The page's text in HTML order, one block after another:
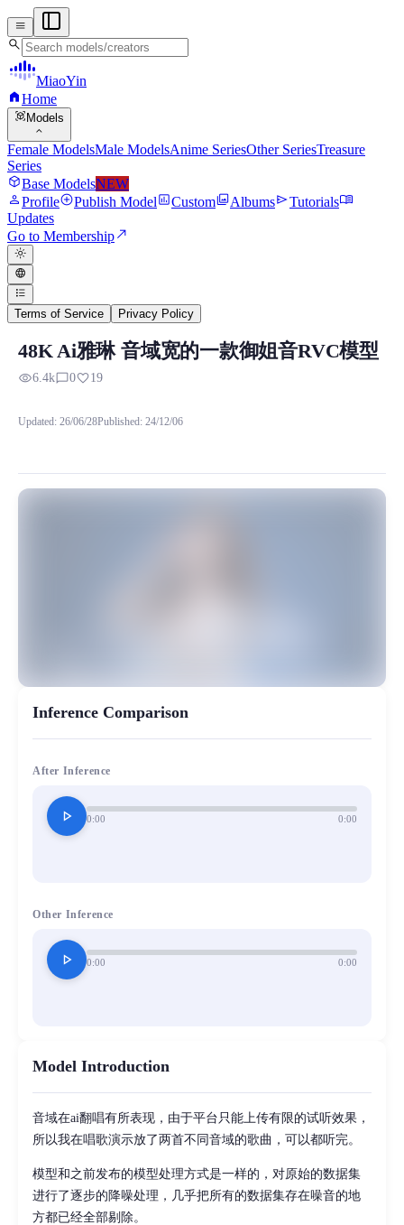
menu
search
MiaoYin
homeHome
view_in_ar Models
expand_more
Female ModelsMale ModelsAnime SeriesOther SeriesTreasure
Series
deployed_codeBase ModelsNEW
personProfileadd_circlePublish ModelassessmentCustomphoto_libraryAlbumssendTutorialsmenu_book
Updates
Go to Membershipnorth_east
light_mode
language
format_list_bulleted
Terms of Service Privacy Policy
K Ai RVC RVC Voice Model
音域在ai翻唱有所表现，由于平台只能上传有限的试听效果
Ai, rvc, 下载, 御姐, 御姐音, 模型, 雅琳
48K Ai雅琳 音域宽的一款御姐音RVC模型
visibility6.4kchat_bubble_outline0favorite19
Updated: 26/06/28Published: 24/12/06
Inference Comparison
After Inference
play_arrow 0:00 0:00
Other Inference
play_arrow 0:00 0:00
Model Introduction
音域在ai翻唱有所表现，由于平台只能上传有限的试听效果，
所以我在唱歌演示放了两首不同音域的歌曲，可以都听完。
模型和之前发布的模型处理方式是一样的，对原始的数据集
进行了逐步的降噪处理，几乎把所有的数据集存在噪音的地
方都已经全部剔除。